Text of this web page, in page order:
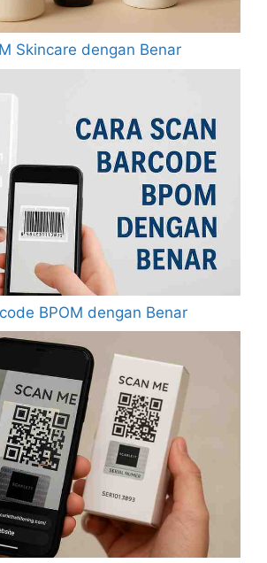
Skincare dengan Benar
BPOM dengan Benar